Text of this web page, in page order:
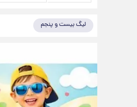
لیگ بیست و پنجم